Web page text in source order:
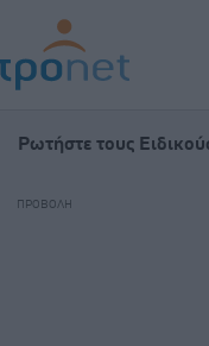
Ρωτήστε τους